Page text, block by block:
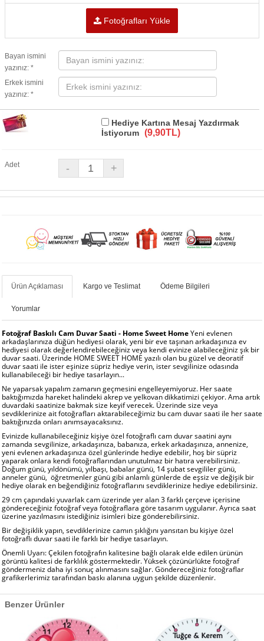
Fotoğrafları Yükle
Bayan ismini
yazınız: *
Erkek ismini
yazınız: *
Hediye Kartına Mesaj Yazdırmak
İstiyorum (9,90TL)
Adet
Ürün Açıklaması Kargo ve Teslimat Ödeme Bilgileri
Yorumlar
Fotoğraf Baskılı Cam Duvar Saati - Home Sweet HomeYeni evlenen
arkadaşlarınıza düğün hediyesi olarak, yeni bir eve taşınan arkadaşınıza ev
hediyesi olarak değerlendirebileceğiniz veya kendi evinize alabileceğiniz şık bir
duvar saati. Üzerinde HOME SWEET HOME yazılı olan bu güzel ve deoratif
duvar saati ile ister eşinize süpriz hediye verin, ister sevgilinize odasında
kullanabileceği bir hediye tasarlayın...
Ne yaparsak yapalım zamanın geçmesini engelleyemiyoruz. Her saate
baktığımızda hareket halindeki akrep ve yelkovan dikkatimizi çekiyor. Ama artık
duvardaki saatinize bakmak size keyif verecek. Üzerinde size veya
sevdiklerinize ait fotoğrafları aktarabileceğimiz bu cam duvar saati ile her saate
baktığınızda onları anımsayacaksınız.
Evinizde kullanabileceğiniz kişiye özel fotoğraflı cam duvar saatini aynı
zamanda sevgilinize, arkadaşınıza, babanıza, erkek arkadaşınıza, annenize,
yeni evlenen arkadaşınıza özel günlerinde hediye edebilir, hoş bir süpriz
yaparak onlara kendi fotoğraflarından unutulmaz bir hatıra verebilirsiniz.
Doğum günü, yıldönümü, yılbaşı, babalar günü, 14 şubat sevgililer günü,
anneler günü, öğretmenler günü gibi anlamlı günlerde de eşsiz ve değişik bir
hediye olarak en beğendiğiniz fotoğraflarını sevdiklerinize hediye edebilirsiniz.
29 cm çapındaki yuvarlak cam üzerinde yer alan 3 farklı çerçeve içerisine
göndereceğiniz fotoğraf veya fotoğraflara göre tasarım uygulanır. Ayrıca saat
üzerine yazılmasını istediğiniz isimleri bize gönderebilirsiniz.
Bir değişiklik yapın, sevdiklerinize camın şıklığını yansıtan bu kişiye özel
fotoğraflı duvar saati ile farklı bir hediye tasarlayın.
Önemli Uyarı: Çekilen fotoğrafın kalitesine bağlı olarak elde edilen ürünün
görüntü kalitesi de farklılık göstermektedir. Yüksek çözünürlükte fotoğraf
göndermeniz daha iyi sonuç alınmasını sağlar. Göndereceğiniz fotoğraflar
grafikerlerimiz tarafından baskı alanına uygun şekilde düzenlenir.
Benzer Ürünler